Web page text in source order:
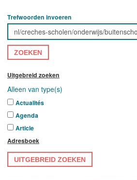
Trefwoorden invoeren
ZOEKEN
Uitgebreid zoeken
Alleen van type(s)
Actualités
Agenda
Article
Adresboek
UITGEBREID ZOEKEN